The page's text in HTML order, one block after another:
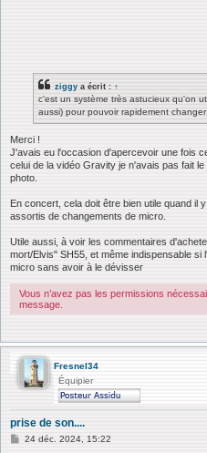
ziggy a écrit : ↑
c'est un système très astucieux qu'on
aussi) pour pouvoir rapidement
Merci !
J'avais eu l'occasion d'apercevoir une fois
celui de la vidéo Gravity je n'avais pas fait
photo.
En concert, cela doit être bien utile quand il
assortis de changements de micro.
Utile aussi, à voir les commentaires
mort/Elvis" SH55, et même indispensable
micro sans avoir à le dévisser
Vous n’avez pas les permissions
message.
Fresnel34
Équipier
prise de son....
M24 déc. 2024, 15:22